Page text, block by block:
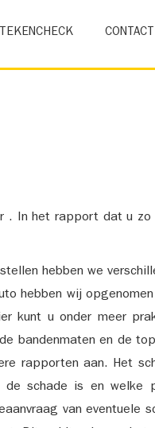
CONTACT
. In het rapport dat u
hebben we
hebben wij
kunt u onder meer
bandenmaten en de
rapporten aan. Het
schade is en welke
van eventuele